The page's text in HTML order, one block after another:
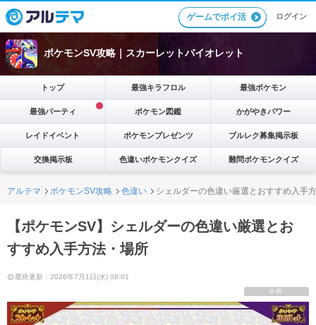
ゲームでポイ活 ログイン
ポケモンSV攻略｜スカーレットバイオレット
トップ 最強キラフロル 最強ポケモン
最強パーティ ポケモン図鑑 かがやきパワー
レイドイベント ポケモンプレゼンツ ブルレク募集掲示板
交換掲示板 色違いポケモンクイズ 難問ポケモンクイズ
アルテマ ポケモンSV攻略 色違い シェルダーの色違い厳選とおすすめ入手
【ポケモンSV】シェルダーの色違い厳選とお
すすめ入手方法・場所
最終更新：2026年7月1日(水) 08:01
PR